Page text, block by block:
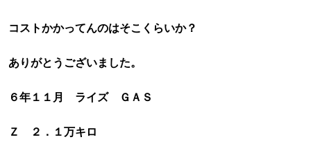
コストかかってんのはそこくらいか？
ありがとうございました。
６年１１月 ライズ ＧＡＳ
Ｚ ２．１万キロ